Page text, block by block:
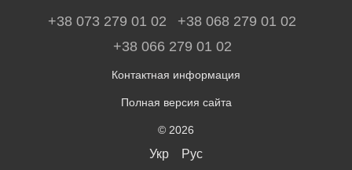
+38 073 279 01 02
+38 068 279 01 02
+38 066 279 01 02
Контактная информация
Полная версия сайта
© 2026
Укр Рус